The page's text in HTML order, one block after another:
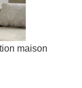
maison